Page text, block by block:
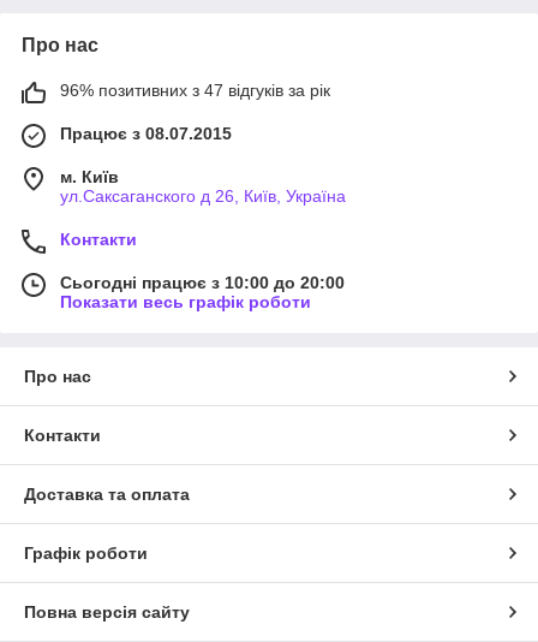
Про нас
96% позитивних з 47 відгуків за рік
Працює з 08.07.2015
м. Київ
ул.Саксаганского д 26, Київ, Україна
Контакти
Сьогодні працює з 10:00 до 20:00
Показати весь графік роботи
Про нас
Контакти
Доставка та оплата
Графік роботи
Повна версія сайту